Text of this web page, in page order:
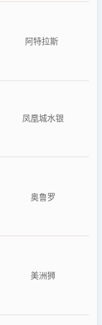
阿特拉斯
凤凰城水银
奥鲁罗
美洲狮